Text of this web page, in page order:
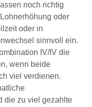
noch richtig
oder
oder in
sinnvoll ein.
IV/IV die
wenn beide
viel verdienen.
die zu viel gezahlte